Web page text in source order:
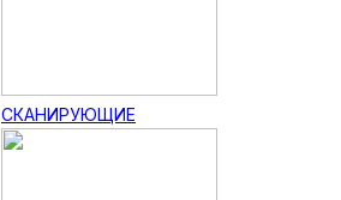
СКАНИРУЮЩИЕ